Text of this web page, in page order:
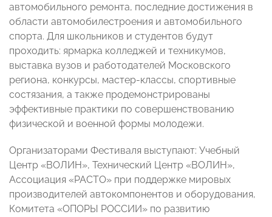
автомобильного ремонта, последние достижения в
области автомобилестроения и автомобильного
спорта. Для школьников и студентов будут
проходить: ярмарка колледжей и техникумов,
выставка вузов и работодателей Московского
региона, конкурсы, мастер-классы, спортивные
состязания, а также продемонстрированы
эффективные практики по совершенствованию
физической и военной формы молодежи.
Организаторами Фестиваля выступают: Учебный
Центр «ВОЛИН», Технический Центр «ВОЛИН»,
Ассоциация «РАСТО» при поддержке мировых
производителей автокомпонентов и оборудования,
Комитета «ОПОРЫ РОССИИ» по развитию